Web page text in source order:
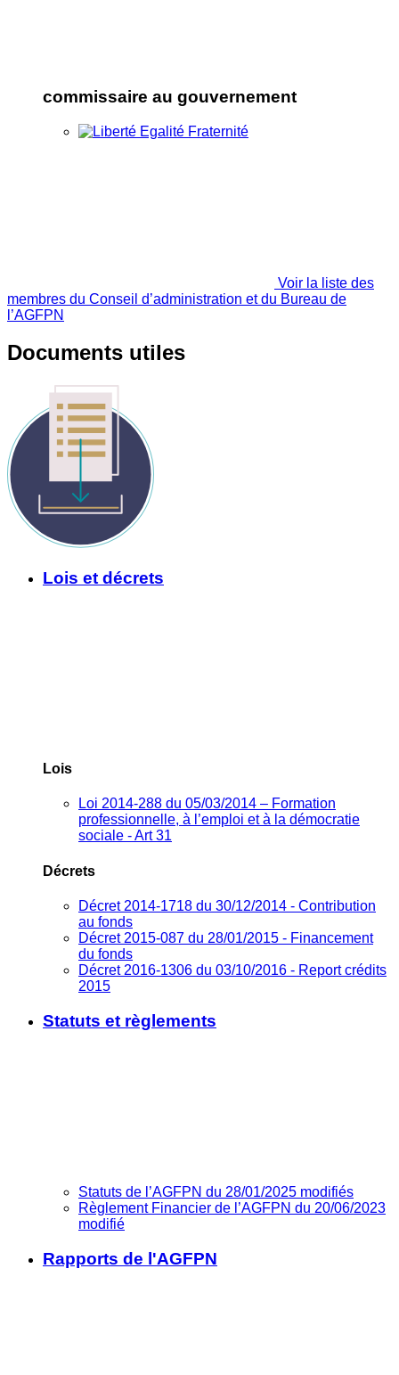
commissaire au gouvernement
Voir la liste des
membres du Conseil d’administration et du Bureau de
l’AGFPN
Documents utiles
Lois et décrets
Lois
Loi 2014-288 du 05/03/2014 – Formation
professionnelle, à l’emploi et à la démocratie
sociale - Art 31
Décrets
Décret 2014-1718 du 30/12/2014 - Contribution
au fonds
Décret 2015-087 du 28/01/2015 - Financement
du fonds
Décret 2016-1306 du 03/10/2016 - Report crédits
2015
Statuts et règlements
Statuts de l’AGFPN du 28/01/2025 modifiés
Règlement Financier de l’AGFPN du 20/06/2023
modifié
Rapports de l'AGFPN